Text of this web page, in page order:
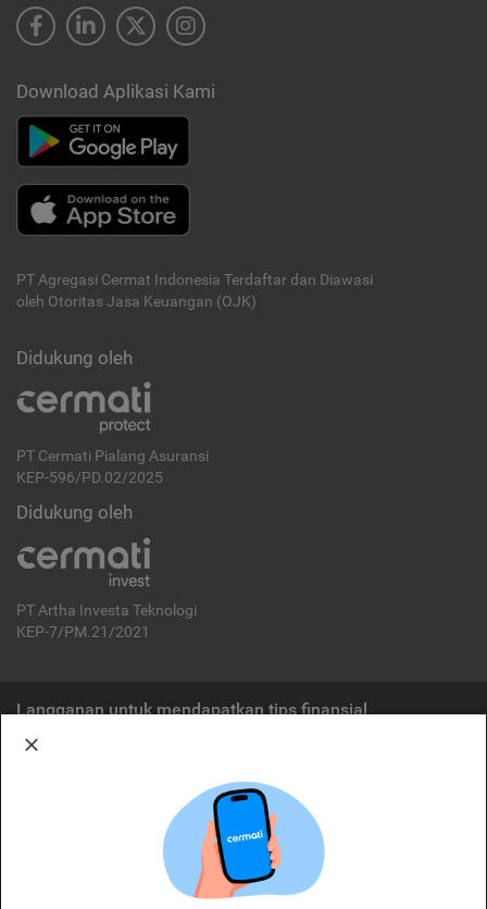
Download Aplikasi Kami
PT Agregasi Cermat Indonesia Terdaftar dan Diawasi
oleh Otoritas Jasa Keuangan (OJK)
Didukung oleh
PT Cermati Pialang Asuransi
KEP-596/PD.02/2025
Didukung oleh
PT Artha Investa Teknologi
KEP-7/PM.21/2021
Langganan untuk mendapatkan tips finansial
Cermati merupakan penyelenggara agregasi jasa keuangan yang terdaftar di
OJK. Oleh karena itu, produk dan/atau layanan jasa keuangan yang
ditawarkan bukan merupakan produk dan/atau layanan jasa keuangan yang
diterbitkan oleh Cermati dan Cermati tidak bertanggung jawab atas tuntutan